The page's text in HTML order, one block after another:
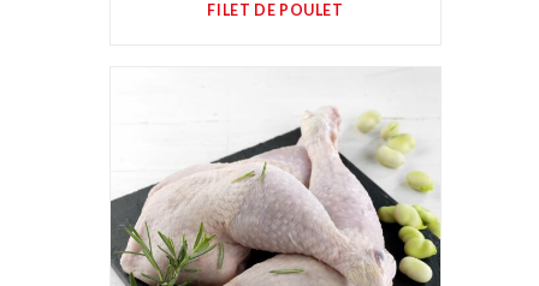
FILET DE POULET